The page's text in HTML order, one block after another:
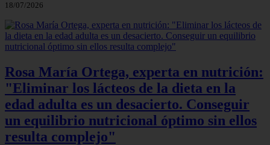
18/07/2026
Rosa María Ortega, experta en nutrición:
"Eliminar los lácteos de la dieta en la
edad adulta es un desacierto. Conseguir
un equilibrio nutricional óptimo sin ellos
resulta complejo"